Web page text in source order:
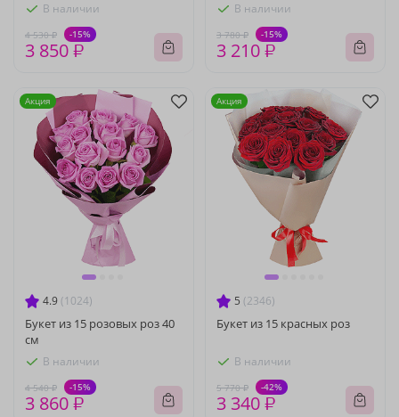
В наличии
4 530 ₽ -15%
3 850 ₽
В наличии
3 780 ₽ -15%
3 210 ₽
4.9 (1024)
Букет из 15 розовых роз 40
см
В наличии
4 540 ₽ -15%
3 860 ₽
Акция
5 (2346)
Букет из 15 красных роз
В наличии
5 770 ₽ -42%
3 340 ₽
Акция